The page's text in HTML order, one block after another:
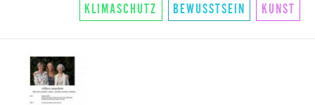
KLIMASCHUTZ BEWUSSTSEIN KUNST